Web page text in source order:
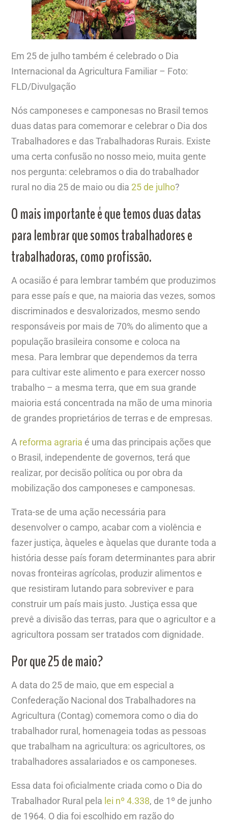
Em 25 de julho também é celebrado o Dia
Internacional da Agricultura Familiar – Foto:
FLD/Divulgação
Nós camponeses e camponesas no Brasil temos
duas datas para comemorar e celebrar o Dia dos
Trabalhadores e das Trabalhadoras Rurais. Existe
uma certa confusão no nosso meio, muita gente
nos pergunta: celebramos o dia do trabalhador
rural no dia 25 de maio ou dia 25 de julho?
O mais importante é que temos duas datas
para lembrar que somos trabalhadores e
trabalhadoras, como profissão.
A ocasião é para lembrar também que produzimos
para esse país e que, na maioria das vezes, somos
discriminados e desvalorizados, mesmo sendo
responsáveis por mais de 70% do alimento que a
população brasileira consome e coloca na
mesa. Para lembrar que dependemos da terra
para cultivar este alimento e para exercer nosso
trabalho – a mesma terra, que em sua grande
maioria está concentrada na mão de uma minoria
de grandes proprietários de terras e de empresas.
A reforma agraria é uma das principais ações que
o Brasil, independente de governos, terá que
realizar, por decisão política ou por obra da
mobilização dos camponeses e camponesas.
Trata-se de uma ação necessária para
desenvolver o campo, acabar com a violência e
fazer justiça, àqueles e àquelas que durante toda a
história desse país foram determinantes para abrir
novas fronteiras agrícolas, produzir alimentos e
que resistiram lutando para sobreviver e para
construir um país mais justo. Justiça essa que
prevê a divisão das terras, para que o agricultor e a
agricultora possam ser tratados com dignidade.
Por que 25 de maio?
A data do 25 de maio, que em especial a
Confederação Nacional dos Trabalhadores na
Agricultura (Contag) comemora como o dia do
trabalhador rural, homenageia todas as pessoas
que trabalham na agricultura: os agricultores, os
trabalhadores assalariados e os camponeses.
Essa data foi oficialmente criada como o Dia do
Trabalhador Rural pela lei nº 4.338, de 1º de junho
de 1964. O dia foi escolhido em razão do